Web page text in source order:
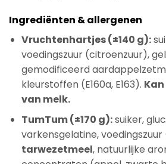
Ingrediënten & allergenen
Vruchtenhartjes (±140 g):
voedingszuur (citroenzuur),
gemodificeerd
kleurstoffen (E160a, E163).
van melk.
TumTum (±170 g):suiker,
varkensgelatine, voedingszuur
tarwezetmeel, natuurlijke